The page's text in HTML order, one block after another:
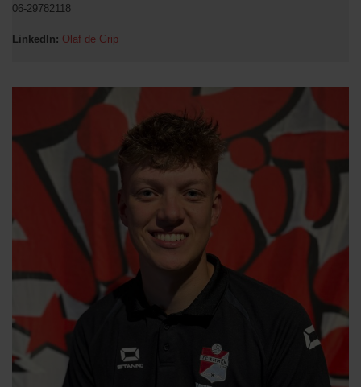
06-29782118
LinkedIn: Olaf de Grip